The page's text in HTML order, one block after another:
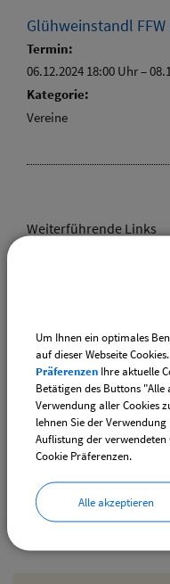
Glühweinstandl
Termin:
06.12.2024 18:00 Uhr–
Kategorie:
Vereine
Weiterführende Links
CSU-
Downloads
Den gewählten
downloaden
Den gewählten
downloaden
Um Ihnen ein optimales
auf dieser Webseite
Präferenzen Ihre aktuelle
Betätigen des Buttons
Verwendung aller Cookies
lehnen Sie der
Auflistung der verwendeten
Cookie Präferenzen.
Alle akzeptieren